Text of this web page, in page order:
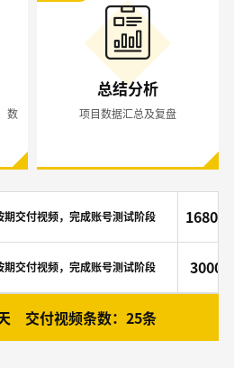
数
总结分析
项目数据汇总及复盘
期交付视频，完成账号测试阶段 16800
期交付视频，完成账号测试阶段 3000
交付视频条数：25条